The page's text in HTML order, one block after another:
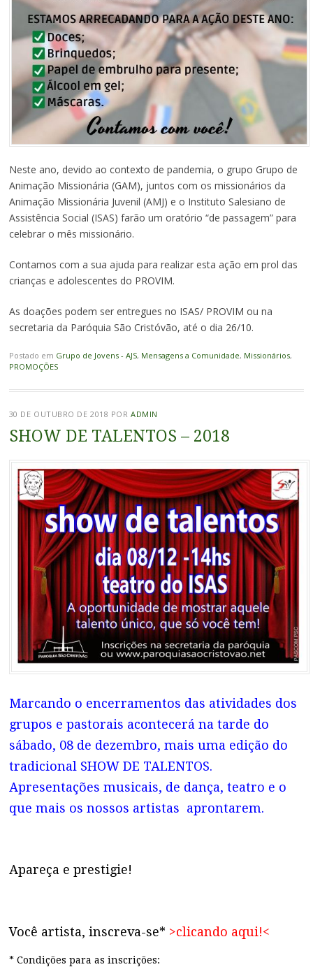
Neste ano, devido ao contexto de pandemia, o grupo Grupo de
Animação Missionária (GAM), juntos com os missionários da
Animação Missionária Juvenil (AMJ) e o Instituto Salesiano de
Assistência Social (ISAS) farão um oratório “de passagem” para
celebrar o mês missionário.
Contamos com a sua ajuda para realizar esta ação em prol das
crianças e adolescentes do PROVIM.
As doações podem ser entregues no ISAS/ PROVIM ou na
secretaria da Paróquia São Cristóvão, até o dia 26/10.
Postado em Grupo de Jovens - AJS, Mensagens a Comunidade, Missionários,
PROMOÇÕES
30 DE OUTUBRO DE 2018 PORADMIN
SHOW DE TALENTOS – 2018
Marcando o encerramentos das atividades dos
grupos e pastorais acontecerá na tarde do
sábado, 08 de dezembro, mais uma edição do
tradicional SHOW DE TALENTOS.
Apresentações musicais, de dança, teatro e o
que mais os nossos artistas aprontarem.
Apareça e prestigie!
Você artista, inscreva-se* >clicando aqui!<
* Condições para as inscrições: